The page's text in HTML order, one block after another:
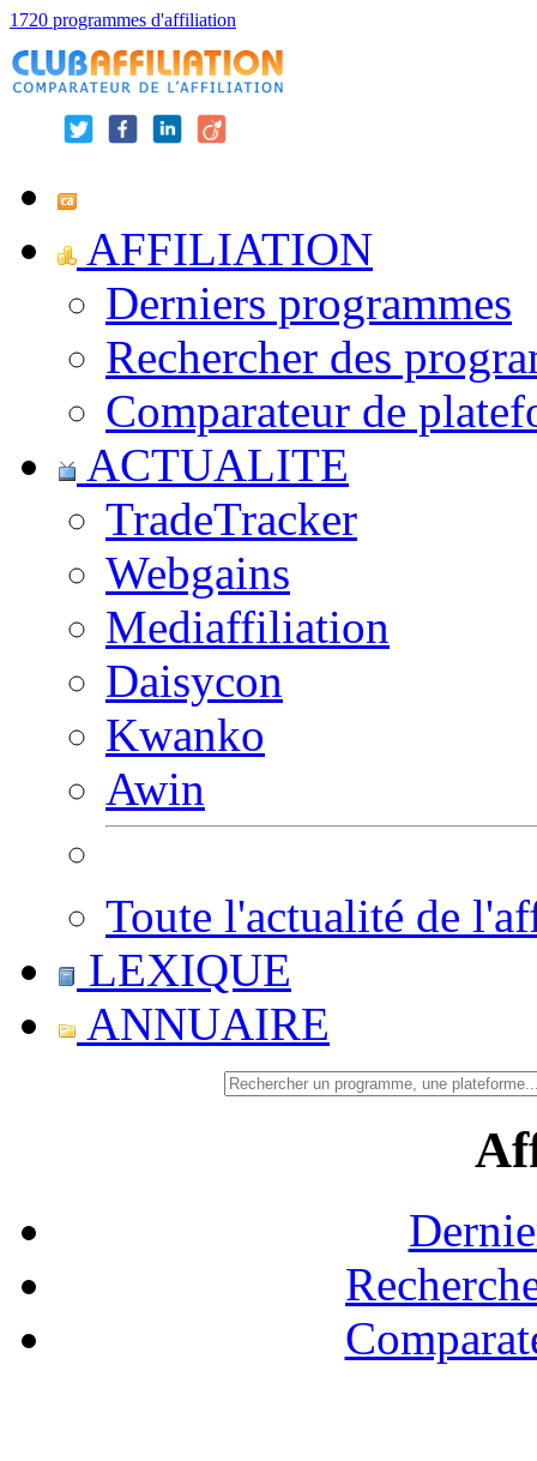
1720 programmes d'affiliation
AFFILIATION
Derniers programmes
Rechercher des
Comparateur de
ACTUALITE
TradeTracker
Webgains
Mediaffiliation
Daisycon
Kwanko
Awin
Toute l'actualité de
LEXIQUE
ANNUAIRE